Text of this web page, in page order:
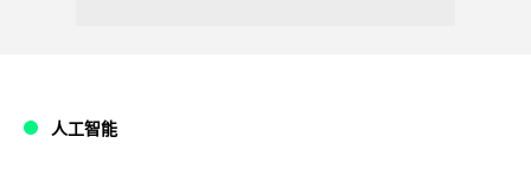
人工智能